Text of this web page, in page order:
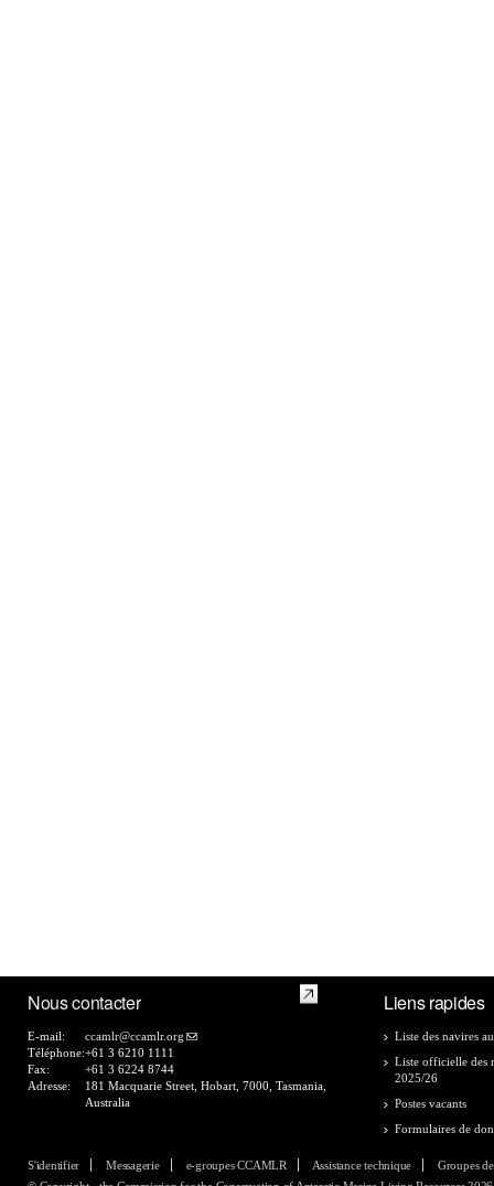
Nous contacter
E-mail:
ccamlr@ccamlr.org
Téléphone:+61 3 6210 1111
Fax:
+61 3 6224 8744
Adresse:
181 Macquarie Street, Hobart, 7000, Tasmania,
Australia
Liens rapides
Liste des navires
Liste officielle des
2025/26
Postes vacants
Formulaires de
S'identifier Messagerie e-groupes CCAMLR Assistance technique
Groupes